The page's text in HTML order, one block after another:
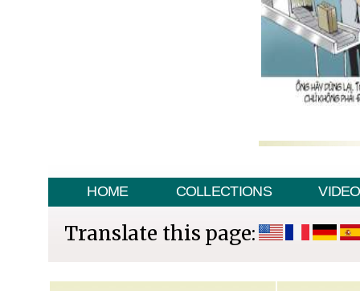
HOME COLLECTIONS VIDEO
Translate this page: